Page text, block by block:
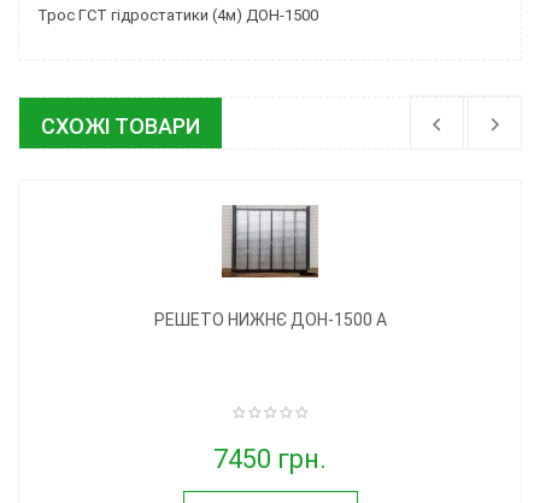
Трос ГСТ гідростатики (4м) ДОН-1500
СХОЖІ ТОВАРИ
РЕШЕТО НИЖНЄ ДОН-1500 А
7450 грн.